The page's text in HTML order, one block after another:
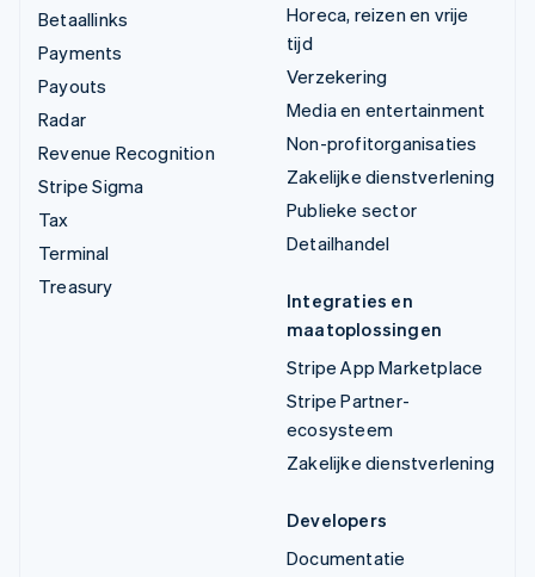
Betaallinks
Payments
Payouts
Radar
Revenue Recognition
Stripe Sigma
Tax
Terminal
Treasury
Horeca, reizen en vrije
tijd
Verzekering
Media en entertainment
Non-profitorganisaties
Zakelijke dienstverlening
Publieke sector
Detailhandel
Integraties en
maatoplossingen
Stripe App Marketplace
Stripe Partner-
ecosysteem
Zakelijke dienstverlening
Developers
Documentatie